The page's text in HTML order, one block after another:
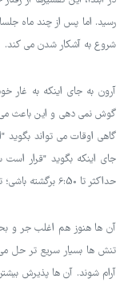
رسید. اما پس از چند ماه
شروع به آشکار شدن می کند.
آرون به جای اینکه به غار
گوش نمی دهی و این باعث
گاهی اوقات می تواند
حداکثر تا 6:50 برگشته باشی؛ تاکسی ساعت 7:15 است و باید پیراهن آبی تیره بپوشی."
آن ها هنوز هم اغلب جر و
تنش ها بسیار سریع تر حل
آرام شوند. آن ها پذیرش